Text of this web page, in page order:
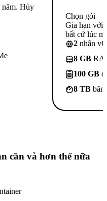
năm. Hủy
Chọn gói
Gia hạn với
bất cứ lúc
2 nhân
8 GB
100 GB
8 TB
cần và hơn thế nữa